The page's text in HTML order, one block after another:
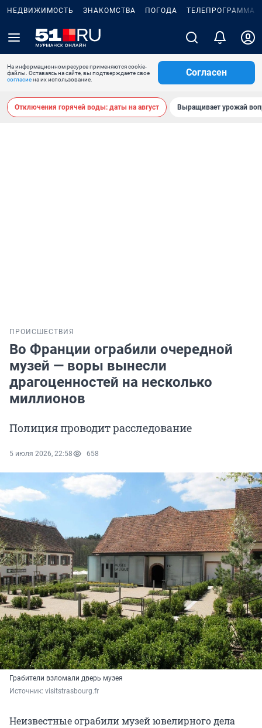
НЕДВИЖИМОСТЬ ЗНАКОМСТВА ПОГОДА ТЕЛЕПРОГРАММА
На информационном ресурсе применяются cookie-
файлы. Оставаясь на сайте, вы подтверждаете свое
согласиена их использование.
Согласен
Отключения горячей воды: даты на август Выращивает урожай
ПРОИСШЕСТВИЯ
Во Франции ограбили очередной
музей — воры вынесли
драгоценностей на несколько
миллионов
Полиция проводит расследование
5 июля 2026, 22:58 658
Грабители взломали дверь музея
Источник: visitstrasbourg.fr
Неизвестные ограбили музей ювелирного дела